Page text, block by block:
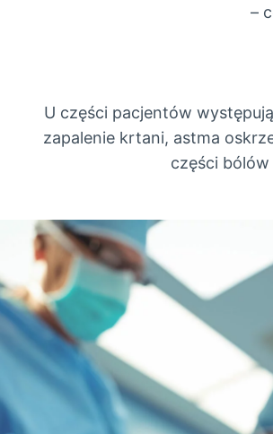
–
U części pacjentów
zapalenie krtani, astma
części